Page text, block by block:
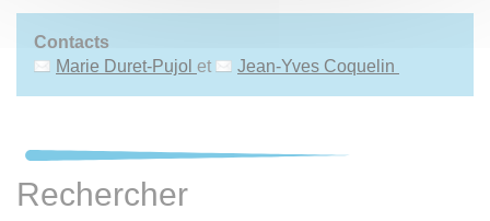
Contacts
Marie Duret-Pujol et Jean-Yves Coquelin
Rechercher